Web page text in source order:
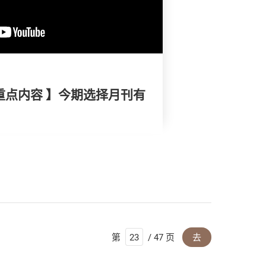
内容 】今期选择月刊有
第 / 47 页 去